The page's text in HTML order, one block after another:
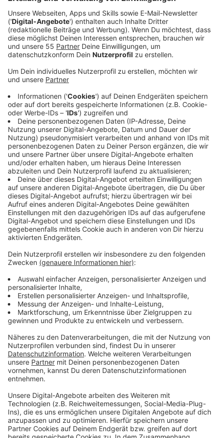
Veröffentlicht:Donnerstag, 04.11.2021 16:52
Anzeige
von Remagen bis zur niederländischen Nordsee offiziell
in die Liste der Welterbestätten aufgenommen. Beim
Vortrag im LVR-RömerMuseum am Montag, den 15.
November berichtet Dr. Erich Claßen, der Leiter des
LVR-Amts für Bodendenkmalpflege im Rheinland, aus
erster Hand über das Antragsverfahren bei der Unesco
und Aufsehen erregende archäologische Forschungen
aus jüngster Zeit.
In einer der wichtigsten Grenzregionen des Römischen
Reiches schützte der Niedergermanische Limes über
Jahrhunderte das Rheinland. Es entstanden
bedeutende Städte und Siedlungsräume, die unsere
Denkmäler am Limes sind seit jeher gerne und viel
Jahrzehnten als eingetragene Bodendenkmäler unter
Schutz stehen. Spektakuläre Entdeckungen haben
diesen kulturellen Schatz in den letzten Jahren durch
gezielte Forschungen aber nochmals erweitert und
Bild einer vielfältigen Kulturlandschaft, deren römische
Wurzeln weit über das militärische Erbe Roms
hinauswirken.
Der kostenlose Vortrag beginnt um 18 Uhr. Es gelten
die 3G-Regeln, eine Teilnahme ist nur mit Anmeldung
anxanten@kulturinfo-rheinland.debis Freitag den 12.